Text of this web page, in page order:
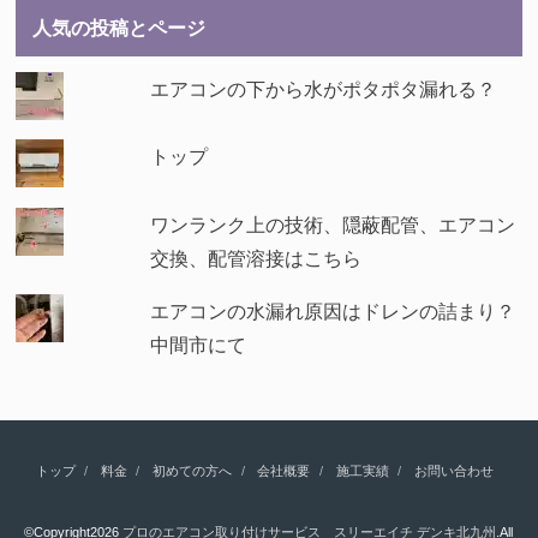
人気の投稿とページ
エアコンの下から水がポタポタ漏れる？
トップ
ワンランク上の技術、隠蔽配管、エアコン
交換、配管溶接はこちら
エアコンの水漏れ原因はドレンの詰まり？
中間市にて
トップ 料金 初めての方へ 会社概要 施工実績 お問い合わせ
©Copyright2026 プロのエアコン取り付けサービス スリーエイチ デンキ北九州 .All